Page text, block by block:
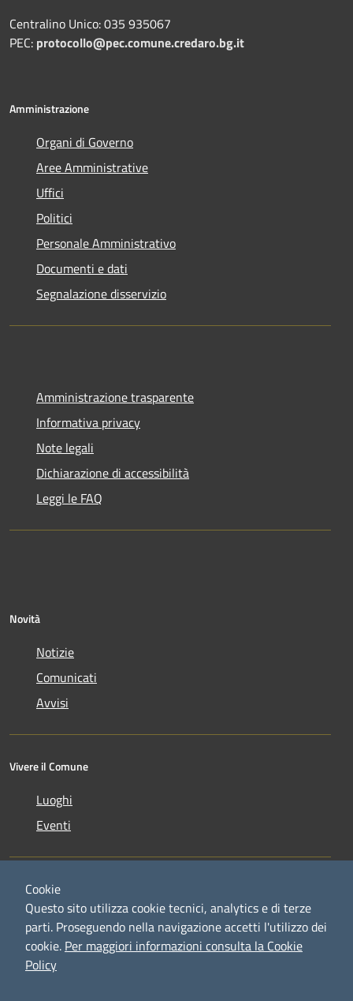
Centralino Unico: 035 935067
PEC: protocollo@pec.comune.credaro.bg.it
Amministrazione
Organi di Governo
Aree Amministrative
Uffici
Politici
Personale Amministrativo
Documenti e dati
Segnalazione disservizio
Amministrazione trasparente
Informativa privacy
Note legali
Dichiarazione di accessibilità
Leggi le FAQ
Novità
Notizie
Comunicati
Avvisi
Vivere il Comune
Luoghi
Eventi
RSS
Accessibilità
Privacy
Copyright © 2026 • Comune di
Credaro • Powered by
Cookie
Questo sito utilizza cookie tecnici, analytics e di terze
parti. Proseguendo nella navigazione accetti l'utilizzo dei
cookie. Per maggiori informazioni consulta la Cookie
Policy